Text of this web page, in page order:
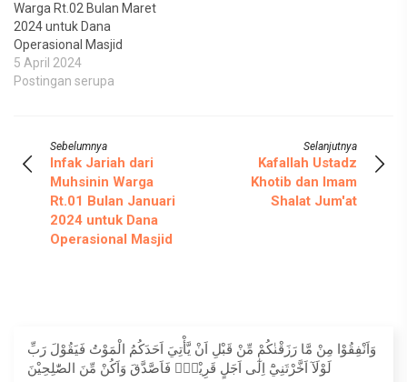
Warga Rt.02 Bulan Maret
2024 untuk Dana
Operasional Masjid
5 April 2024
Postingan serupa
Sebelumnya
Infak Jariah dari
Muhsinin Warga
Rt.01 Bulan Januari
2024 untuk Dana
Operasional Masjid
Selanjutnya
Kafallah Ustadz
Khotib dan Imam
Shalat Jum'at
وَاَنْفِقُوْا مِنْ مَّا رَزَقْنٰكُمْ مِّنْ قَبْلِ اَنْ يَّأْتِيَ اَحَدَكُمُ الْمَوْتُ فَيَقُوْلَ رَبِّ
لَوْلَآ اَخَّرْتَنِيْٓ اِلٰٓى اَجَلٍ قَرِيْبٍۚ فَاَصَّدَّقَ وَاَكُنْ مِّنَ الصّٰلِحِيْنَ